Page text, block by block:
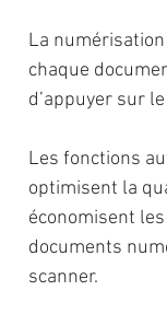
La
chaque
d’appuyer sur
Les fonctions
optimisent la
économisent
documents
scanner.